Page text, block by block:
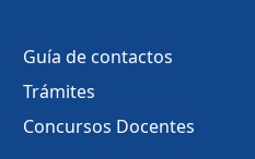
Guía de contactos
Trámites
Concursos Docentes